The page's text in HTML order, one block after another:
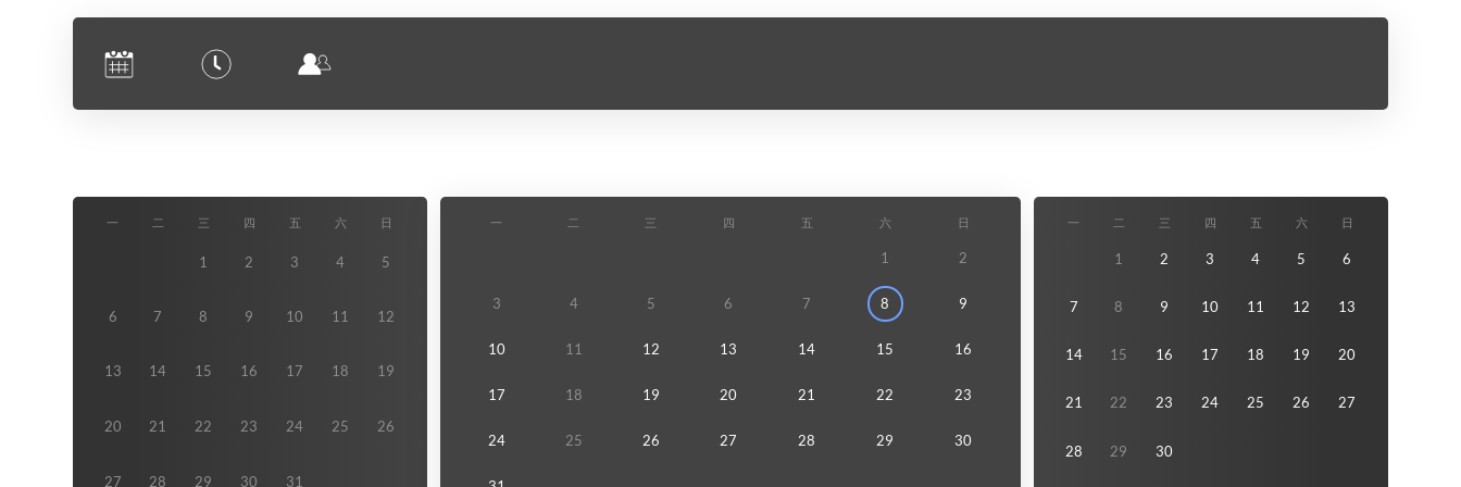
一 二 三 四 五 六 日
1 2 3 4 5
6 7 8 9 10 11 12
13 14 15 16 17 18 19
20 21 22 23 24 25 26
27 28 29 30 31
一 二 三 四 五 六 日
1 2
3 4 5 6 7 8 9
10 11 12 13 14 15 16
17 18 19 20 21 22 23
24 25 26 27 28 29 30
一 二 三 四 五 六 日
1 2 3 4 5 6
7 8 9 10 11 12 13
14 15 16 17 18 19 20
21 22 23 24 25 26 27
28 29 30